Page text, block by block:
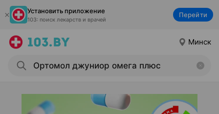
Установить приложение
103: поиск лекарств и врачей
Перейти
Минск